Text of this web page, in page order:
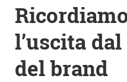
l’uscita
del brand